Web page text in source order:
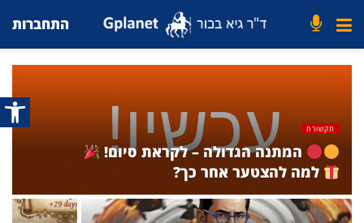
פתח
התחברות
תקשורת
המתנה הגדולה – לקראת סיום!
למה להצטער אחר כך?